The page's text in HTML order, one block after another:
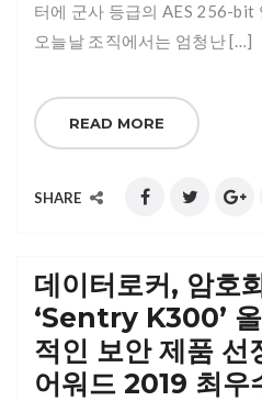
터에 군사 등급의 AES 256-bit
오늘날 조직에서는 엄청난 […]
READ MORE
SHARE
데이터로커, 암호
‘Sentry K300’
적인 보안 제품 선
어워드 2019 최우